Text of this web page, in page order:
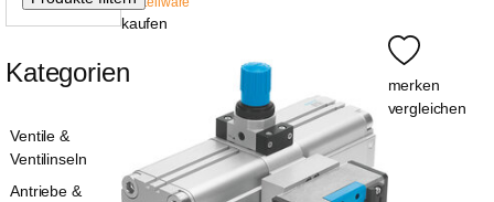
kaufen
merken
vergleichen
Kategorien
Ventile &
Ventilinseln
Antriebe &